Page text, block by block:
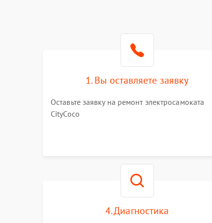
1. Вы оставляете заявку
Оставьте заявку на ремонт электросамоката
CityCoco
4. Диагностика